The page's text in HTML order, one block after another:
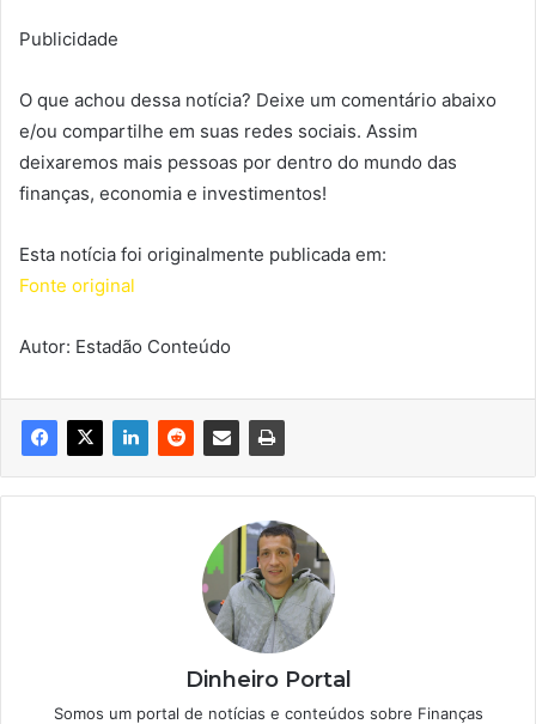
Publicidade
O que achou dessa notícia? Deixe um comentário abaixo
e/ou compartilhe em suas redes sociais. Assim
deixaremos mais pessoas por dentro do mundo das
finanças, economia e investimentos!
Esta notícia foi originalmente publicada em:
Fonte original
Autor: Estadão Conteúdo
Dinheiro Portal
Somos um portal de notícias e conteúdos sobre Finanças